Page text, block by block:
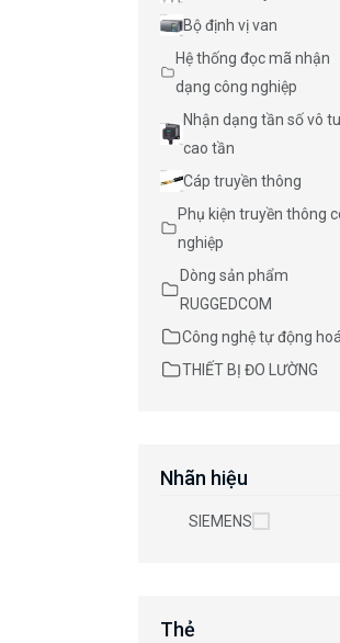
Bộ định vị van
Hệ thống đọc mã nhận
dạng công nghiệp
Nhận dạng tần số vô
cao tần
Cáp truyền thông
Phụ kiện truyền thông
nghiệp
Dòng sản phẩm
RUGGEDCOM
Công nghệ tự động hoá
THIẾT BỊ ĐO LƯỜNG
Nhãn hiệu
SIEMENS
Thẻ